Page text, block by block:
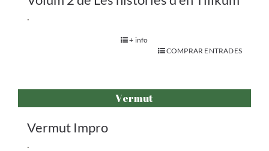
.
+ info
COMPRAR ENTRADES
Vermut
Vermut Impro
.